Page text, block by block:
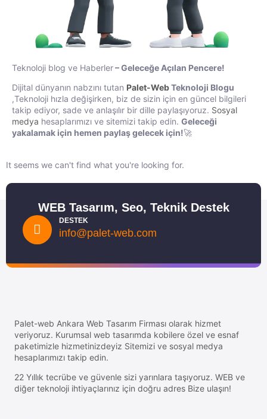
Teknoloji blog ve Haberler– Geleceğe Açılan Pencere!
Dijital dünyanın nabzını tutan Palet-WebTeknoloji Blogu
,Teknoloji hızla değişirken, biz de sizin için en güncel bilgileri
takip ediyor, sade ve anlaşılır bir dille paylaşıyoruz. Sosyal
medya hesaplarımızı ve sitemizi takip edin. Geleceği
yakalamak için hemen paylaş gelecek için!🚀
It seems we can't find what you're looking for.
WEB Tasarım, Seo, Teknik Destek
DESTEK
info@palet-web.com
Palet-web Ankara Web Tasarım Firması olarak hizmet
veriyoruz. Kurumsal web tasarımda kobilere özel ve esnaf
paketimizle hizmetinizdeyiz Sitemizi ve sosyal medya
hesaplarımızı takip edin.
22 Yıllık tecrübe ve güvenle sizi yarınlara taşıyoruz. WEB ve
diğer teknoloji ihtiyaçlarınız için doğru adres Bize ulaşın!